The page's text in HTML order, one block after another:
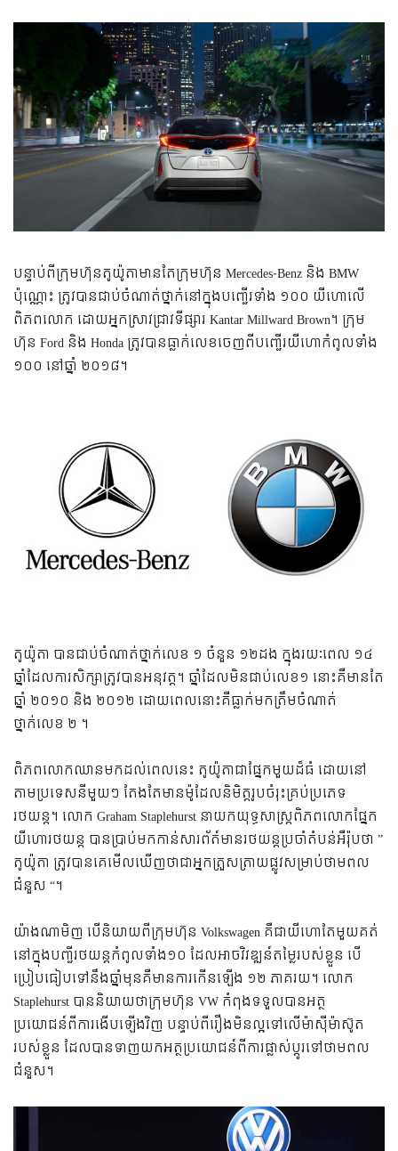
បន្ទាប់ពីក្រុមហ៊ុនតូយ៉ូតាមានតែក្រុមហ៊ុន Mercedes-Benz និង BMW
ប៉ុណ្ណោះ ត្រូវបានជាប់ចំណាត់ថ្នាក់នៅក្នុងបញ្ជើរទាំង ១០០ យីហោលើ
ពិភពលោក ដោយអ្នកស្រាវជ្រាវទីផ្សារ Kantar Millward Brown។ ក្រុម
ហ៊ុន Ford និង Honda ត្រូវបានធ្លាក់លេខចេញពីបញ្ជើរយីហោកំពូលទាំង
១០០ នៅឆ្នាំ ២០១៨។
តូយ៉ូតា បានជាប់ចំណាត់ថ្នាក់លេខ ១ ចំនួន ១២ដង ក្នុងរយៈពេល ១៤
ឆ្នាំដែលការសិក្សាត្រូវបានអនុវត្ត។ ឆ្នាំដែលមិនជាប់លេខ១ នោះគឺមានតែ
ឆ្នាំ ២០១០ និង ២០១២ ដោយពេលនោះគឺធ្លាក់មកត្រឹមចំណាត់
ថ្នាក់លេខ ២ ។
ពិភពលោកឈានមកដល់ពេលនេះ តូយ៉ូតាជាផ្នែកមួយដ៏ធំ ដោយនៅ
តាមប្រទេសនីមួយៗ តែងតែមានម៉ូដែលនិមិត្តរូបចំរុះគ្រប់ប្រភេទ
រថយន្ត។ លោក Graham Staplehurst នាយកយុទ្ធសាស្រ្តពិភពលោកផ្នែក
យីហោរថយន្ត បានប្រាប់មកកាន់សារព័ត៍មានរថយន្តប្រចាំតំបន់អឺរ៉ុបថា ”
តូយ៉ូតា ត្រូវបានគេមើលឃើញថាជាអ្នកត្រួសត្រាយផ្លូវសម្រាប់ថាមពល
ជំនួស “។
យ៉ាងណាមិញ បើនិយាយពីក្រុមហ៊ុន Volkswagen គឺជាយីហោតែមួយគត់
នៅក្នុងបញ្ជីរថយន្តកំពូលទាំង១០ ដែលអាចវិវឌ្ឍន៍តម្លៃរបស់ខ្លួន បើ
ប្រៀបធៀបទៅនឹងឆ្នាំមុនគឺមានការកើនឡើង ១២ ភាគរយ។ លោក
Staplehurst បាននិយាយថាក្រុមហ៊ុន VW កំពុងទទួលបានអត្ថ
ប្រយោជន៍ពីការងើបឡើងវិញ បន្ទាប់ពីរឿងមិនល្អទៅលើម៉ាសុីម៉ាស៊ូត
របស់ខ្លួន ដែលបានទាញយកអត្ថប្រយោជន៍ពីការផ្លាស់ប្តូរទៅថាមពល
ជំនួស។